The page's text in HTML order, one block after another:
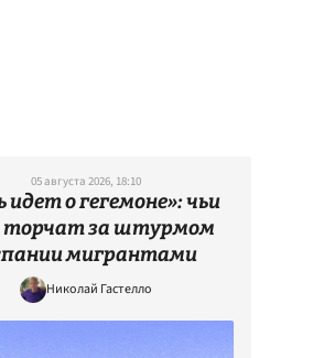
05 августа 2026, 18:10
идет о гегемоне»: чьи
за штурмом
мигрантами
Николай Гастелло